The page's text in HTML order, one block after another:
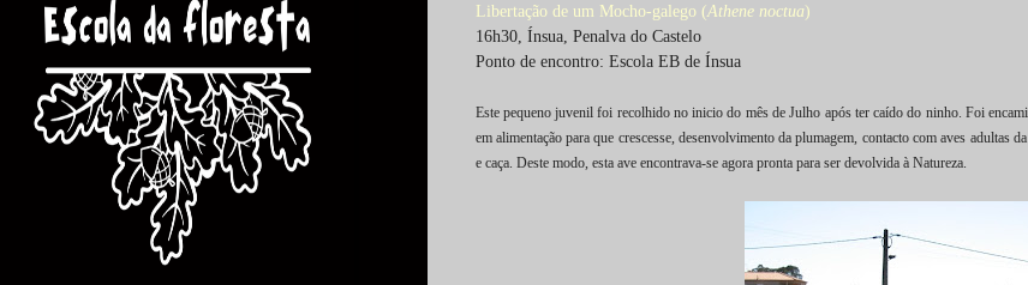
Libertação de um Mocho-galego (Athene noctua)
16h30, Ínsua, Penalva do Castelo
Ponto de encontro: Escola EB de Ínsua
Este pequeno juvenil foi recolhido no inicio do mês de Julho após ter caído do ninho. Foi
em alimentação para que crescesse, desenvolvimento da plumagem, contacto com aves adultas
e caça. Deste modo, esta ave encontrava-se agora pronta para ser devolvida à Natureza.